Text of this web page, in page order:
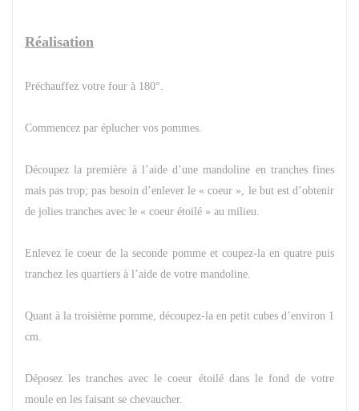
Réalisation
Préchauffez votre four à 180°.
Commencez par éplucher vos pommes.
Découpez la première à l’aide d’une mandoline en tranches fines
mais pas trop; pas besoin d’enlever le « coeur », le but est d’obtenir
de jolies tranches avec le « coeur étoilé » au milieu.
Enlevez le coeur de la seconde pomme et coupez-la en quatre puis
tranchez les quartiers à l’aide de votre mandoline.
Quant à la troisième pomme, découpez-la en petit cubes d’environ 1
cm.
Déposez les tranches avec le coeur étoilé dans le fond de votre
moule en les faisant se chevaucher.